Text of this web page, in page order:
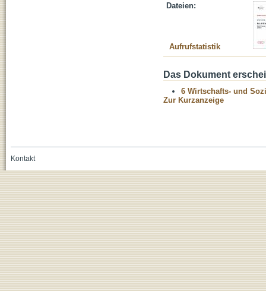
Dateien:
Aufrufstatistik
Das Dokument
6 Wirtschafts- und
Zur Kurzanzeige
Kontakt